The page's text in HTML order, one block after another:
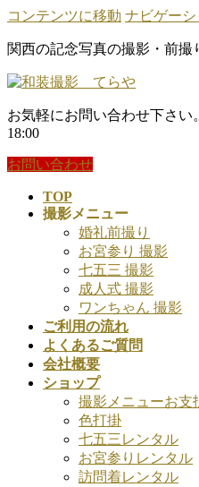
コンテンツに移動 ナビゲー
関西の記念写真の撮影・前撮
お気軽にお問い合わせ下さい。
18:00
お問い合わせ
TOP
撮影メニュー
婚礼前撮り
お宮参り 撮影
七五三 撮影
成人式 撮影
ワンちゃん 撮影
ご利用の流れ
よくあるご質問
会社概要
ショップ
撮影メニューお支
色打掛
七五三レンタル
お宮参りレンタル
訪問着レンタル